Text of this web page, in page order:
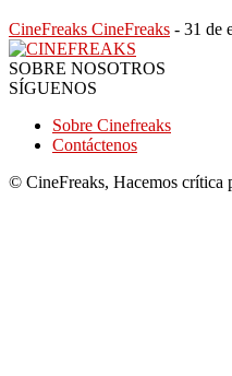
CineFreaks CineFreaks - 31 de
SOBRE NOSOTROS
SÍGUENOS
Sobre Cinefreaks
Contáctenos
© CineFreaks, Hacemos crítica